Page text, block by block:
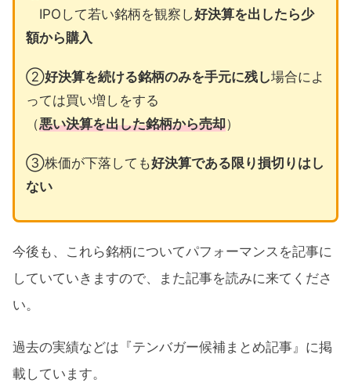
IPOして若い銘柄を観察し好決算を出したら少
額から購入
②好決算を続ける銘柄のみを手元に残し場合によ
っては買い増しをする
（悪い決算を出した銘柄から売却）
③株価が下落しても好決算である限り損切りはし
ない
今後も、これら銘柄についてパフォーマンスを記事に
していていきますので、また記事を読みに来てくださ
い。
過去の実績などは『テンバガー候補まとめ記事』に掲
載しています。